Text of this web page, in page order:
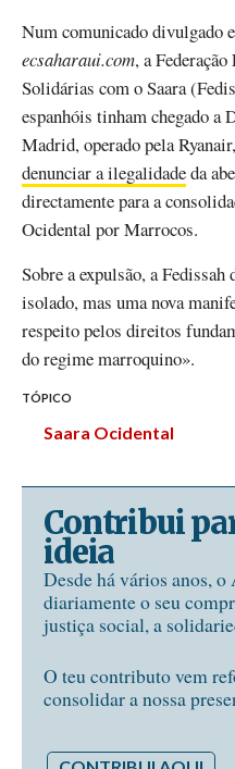
Num comunicado divulgado
ecsaharaui.com, a
Solidárias com o Saara
espanhóis tinham chegado a
Madrid, operado pela
denunciar a ilegalidadeda
directamente para a
Ocidental por Marrocos.
Sobre a expulsão, a
isolado, mas uma nova
respeito pelos direitos
do regime marroquino».
TÓPICO
Saara Ocidental
Contribui
ideia
Desde há vários anos,
diariamente o seu
justiça social, a
O teu contributo vem
consolidar a nossa